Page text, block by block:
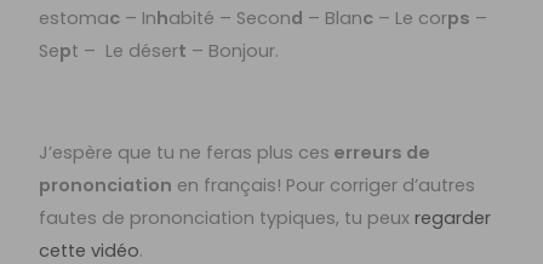
estomac – Inhabité – Second – Blanc – Le corps –
Sept – Le désert – Bonjour.
J’espère que tu ne feras plus ces erreurs de
prononciation en français! Pour corriger d’autres
fautes de prononciation typiques, tu peuxregarder
cette vidéo.